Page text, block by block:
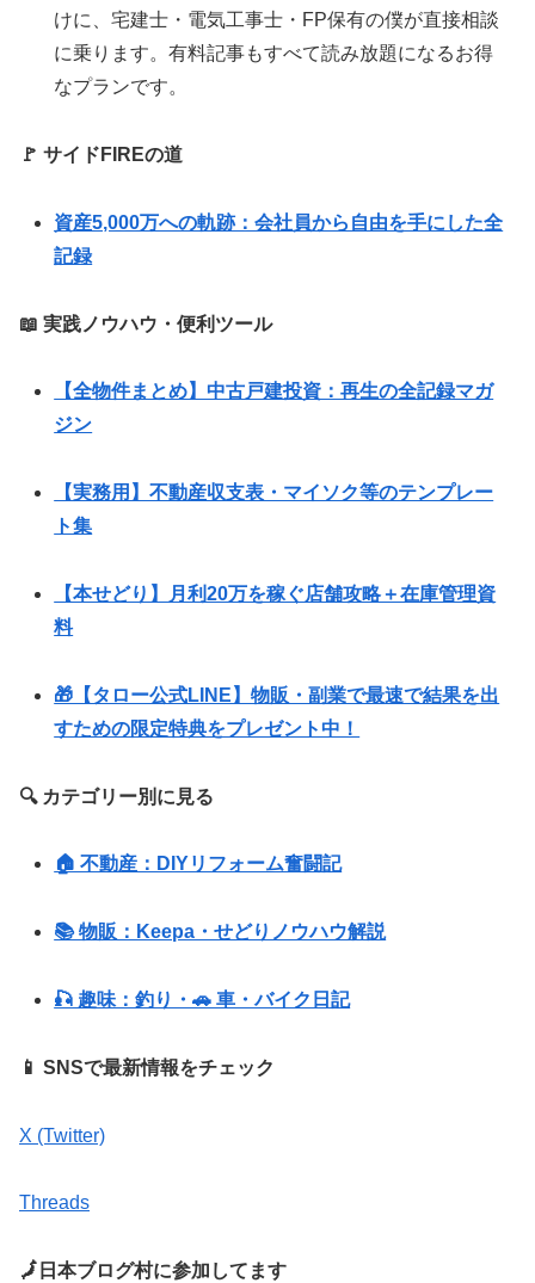
けに、宅建士・電気工事士・FP保有の僕が直接相談
に乗ります。有料記事もすべて読み放題になるお得
なプランです。
🚩 サイドFIREの道
資産5,000万への軌跡：会社員から自由を手にした全
記録
📖 実践ノウハウ・便利ツール
【全物件まとめ】中古戸建投資：再生の全記録マガ
ジン
【実務用】不動産収支表・マイソク等のテンプレー
ト集
【本せどり】月利20万を稼ぐ店舗攻略＋在庫管理資
料
🎁【タロー公式LINE】物販・副業で最速で結果を出
すための限定特典をプレゼント中！
🔍 カテゴリー別に見る
🏠 不動産：DIYリフォーム奮闘記
📚 物販：Keepa・せどりノウハウ解説
🎣 趣味：釣り・🚗 車・バイク日記
📱 SNSで最新情報をチェック
X (Twitter)
Threads
🗾日本ブログ村に参加してます